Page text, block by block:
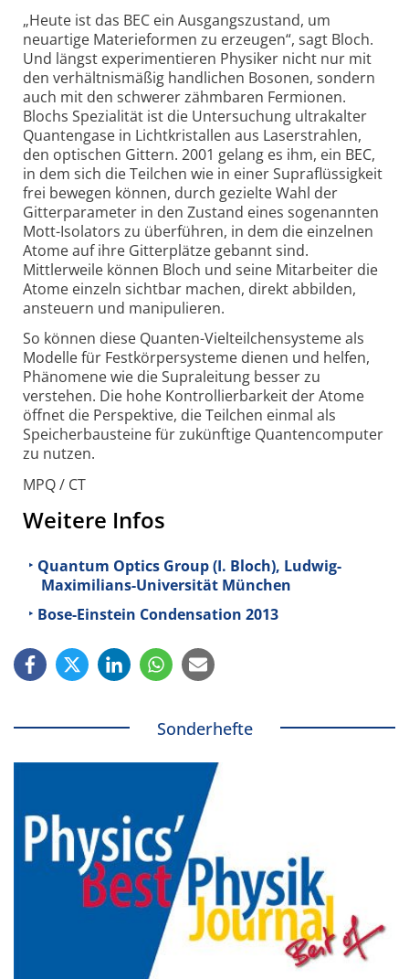
„Heute ist das BEC ein Ausgangszustand, um
neuartige Materieformen zu erzeugen“, sagt Bloch.
Und längst experimentieren Physiker nicht nur mit
den verhältnismäßig handlichen Bosonen, sondern
auch mit den schwerer zähmbaren Fermionen.
Blochs Spezialität ist die Untersuchung ultrakalter
Quantengase in Lichtkristallen aus Laserstrahlen,
den optischen Gittern. 2001 gelang es ihm, ein BEC,
in dem sich die Teilchen wie in einer Supraflüssigkeit
frei bewegen können, durch gezielte Wahl der
Gitterparameter in den Zustand eines sogenannten
Mott-Isolators zu überführen, in dem die einzelnen
Atome auf ihre Gitterplätze gebannt sind.
Mittlerweile können Bloch und seine Mitarbeiter die
Atome einzeln sichtbar machen, direkt abbilden,
ansteuern und manipulieren.
So können diese Quanten-Vielteilchensysteme als
Modelle für Festkörpersysteme dienen und helfen,
Phänomene wie die Supraleitung besser zu
verstehen. Die hohe Kontrollierbarkeit der Atome
öffnet die Perspektive, die Teilchen einmal als
Speicherbausteine für zukünftige Quantencomputer
zu nutzen.
MPQ / CT
Weitere Infos
Quantum Optics Group (I. Bloch), Ludwig-
Maximilians-Universität München
Bose-Einstein Condensation 2013
Sonderhefte